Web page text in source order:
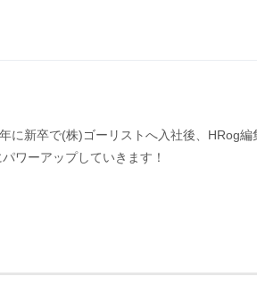
に新卒で(株)ゴーリストへ入社後、HRog
ワーアップしていきます！